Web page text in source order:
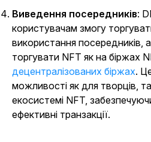
Виведення посередників:
користувачам змогу
використання посередників,
торгувати NFT як на біржах
децентралізованих біржах.
можливості як для творців,
екосистемі NFT,
ефективні транзакції.